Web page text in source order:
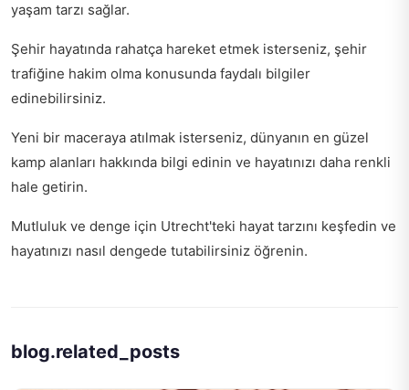
yaşam tarzı sağlar.
Şehir hayatında rahatça hareket etmek isterseniz, şehir
trafiğine hakim olma konusunda faydalı bilgiler
edinebilirsiniz.
Yeni bir maceraya atılmak isterseniz, dünyanın en güzel
kamp alanları hakkında bilgi edinin ve hayatınızı daha renkli
hale getirin.
Mutluluk ve denge için Utrecht'teki hayat tarzını keşfedin ve
hayatınızı nasıl dengede tutabilirsiniz öğrenin.
blog.related_posts